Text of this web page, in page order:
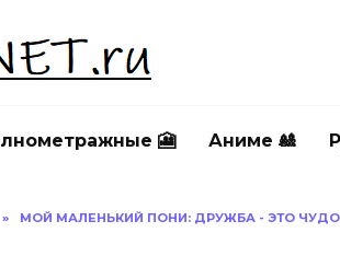
🎦 Аниме 🎎
» МОЙ МАЛЕНЬКИЙ ПОНИ: ДРУЖБА - ЭТО ЧУДО